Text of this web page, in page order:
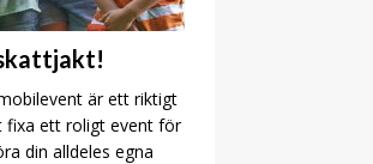
är ett riktigt
fixa ett roligt event för
din alldeles egna